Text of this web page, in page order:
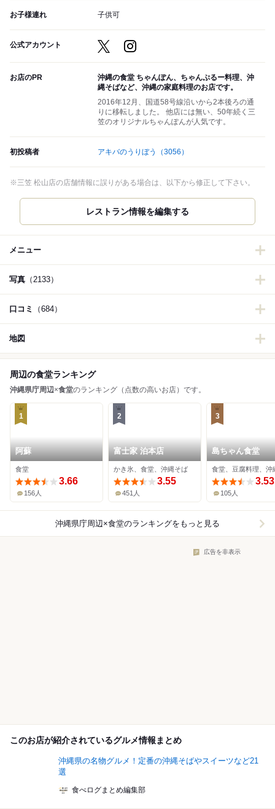
お子様連れ 子供可
公式アカウント
お店のPR
沖縄の食堂 ちゃんぽん、ちゃんぷるー料理、沖
縄そばなど、沖縄の家庭料理のお店です。
2016年12月、国道58号線沿いから2本後ろの通
りに移転しました。 他店には無い、50年続く三
笠のオリジナルちゃんぽんが人気です。
初投稿者 アキバのうりぼう （3056）
※三笠 松山店の店舗情報に誤りがある場合は、以下から修正して下さい。
レストラン情報を編集する
メニュー
写真 （2133）
口コミ （684）
地図
周辺の食堂ランキング
沖縄県庁周辺×食堂のランキング（点数の高いお店）です。
1
阿蘇
食堂
3.66
156人
2
富士家 泊本店
かき氷、食堂、沖縄そば
3.55
451人
3
島ちゃん食堂
食堂、豆腐料理、沖
3.53
105人
沖縄県庁周辺×食堂のランキングをもっと見る
広告を非表示
このお店が紹介されているグルメ情報まとめ
沖縄県の名物グルメ！定番の沖縄そばやスイーツなど21
選
食べログまとめ編集部